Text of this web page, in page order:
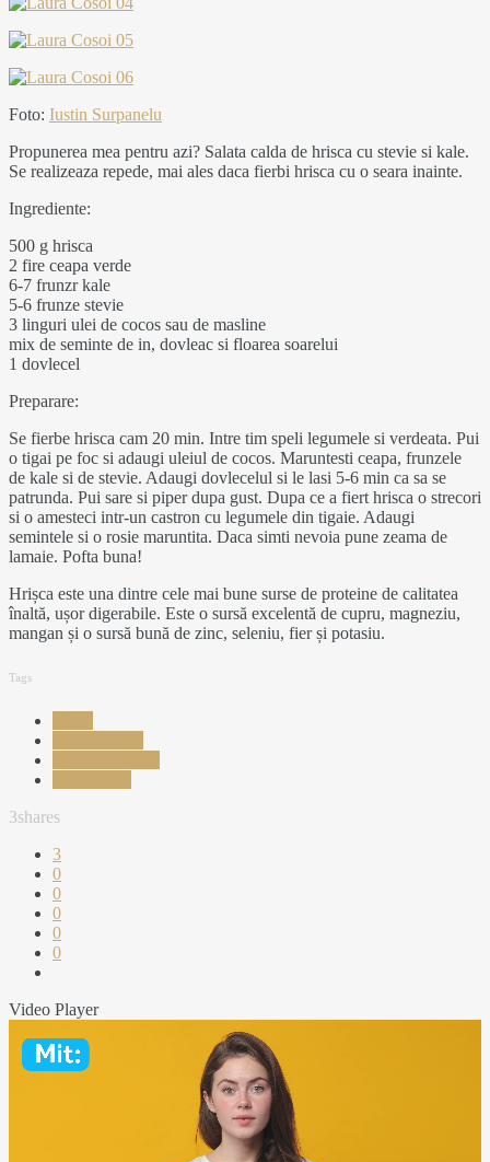
Foto: Iustin Surpanelu
Propunerea mea pentru azi? Salata calda de hrisca cu stevie si kale.
Se realizeaza repede, mai ales daca fierbi hrisca cu o seara inainte.
Ingrediente:
500 g hrisca
2 fire ceapa verde
6-7 frunzr kale
5-6 frunze stevie
3 linguri ulei de cocos sau de masline
mix de seminte de in, dovleac si floarea soarelui
1 dovlecel
Preparare:
Se fierbe hrisca cam 20 min. Intre tim speli legumele si verdeata. Pui
o tigai pe foc si adaugi uleiul de cocos. Maruntesti ceapa, frunzele
de kale si de stevie. Adaugi dovlecelul si le lasi 5-6 min ca sa se
patrunda. Pui sare si piper dupa gust. Dupa ce a fiert hrisca o strecori
si o amesteci intr-un castron cu legumele din tigaie. Adaugi
semintele si o rosie maruntita. Daca simti nevoia pune zeama de
lamaie. Pofta buna!
Hrișca este una dintre cele mai bune surse de proteine de calitatea
înaltă, ușor digerabile. Este o sursă excelentă de cupru, magneziu,
mangan și o sursă bună de zinc, seleniu, fier și potasiu.
Tags
3shares
3
0
0
0
0
0
Video Player